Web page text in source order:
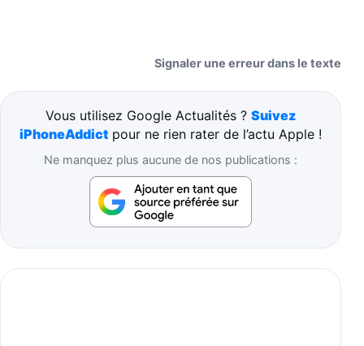
Signaler une erreur dans le texte
Vous utilisez Google Actualités ? Suivez
iPhoneAddict pour ne rien rater de l’actu Apple !
Ne manquez plus aucune de nos publications :